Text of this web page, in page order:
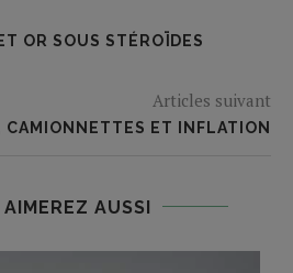
OR SOUS STÉROÏDES
Articles suivant
CAMIONNETTES ET INFLATION
AUSSI